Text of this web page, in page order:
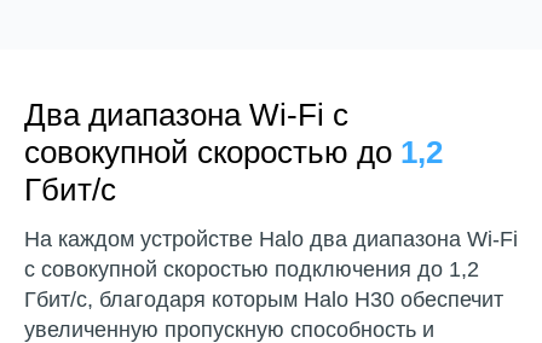
Два диапазона Wi-Fi с
совокупной скоростью до 1,2
Гбит/с
На каждом устройстве Halo два диапазона Wi-Fi
с совокупной скоростью подключения до 1,2
Гбит/с, благодаря которым Halo H30 обеспечит
увеличенную пропускную способность и